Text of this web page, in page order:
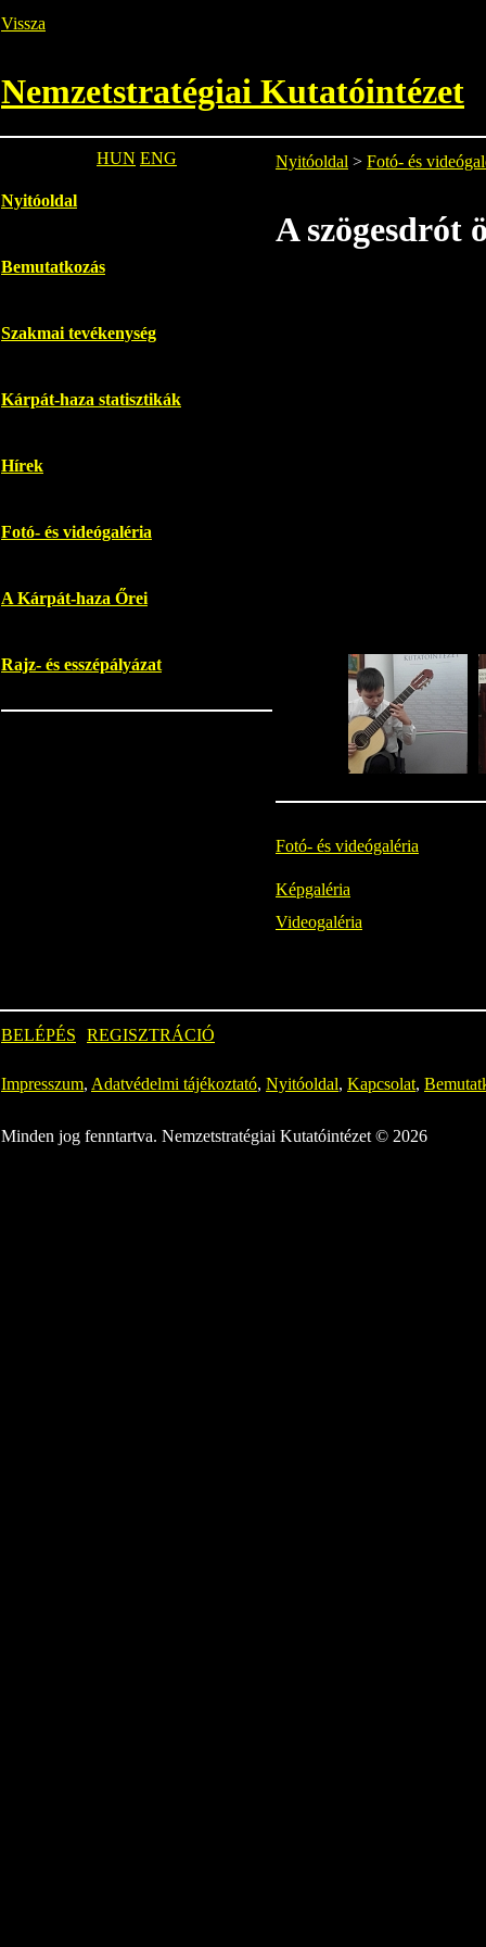
Vissza
Nemzetstratégiai Kutatóintézet
HUN ENG
Nyitóoldal
Bemutatkozás
Szakmai tevékenység
Kárpát-haza statisztikák
Hírek
Fotó- és videógaléria
A Kárpát-haza Őrei
Rajz- és esszépályázat
Nyitóoldal > Fotó- és
A szögesdrót
Fotó- és videógaléria
Képgaléria
Videogaléria
BELÉPÉS REGISZTRÁCIÓ
Impresszum, Adatvédelmi tájékoztató, Nyitóoldal, Kapcsolat,
Minden jog fenntartva. Nemzetstratégiai Kutatóintézet © 2026